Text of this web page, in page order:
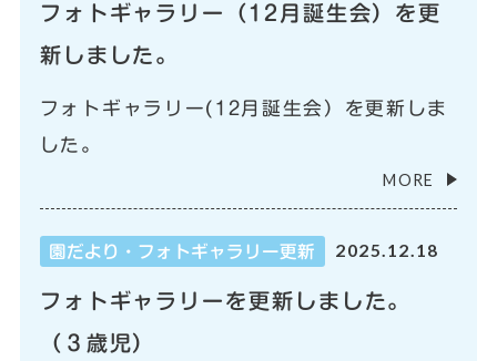
フォトギャラリー（12月誕生会）を更
新しました。
フォトギャラリー(12月誕生会）を更新しま
した。
MORE
園だより・フォトギャラリー更新 2025.12.18
フォトギャラリーを更新しました。
（３歳児）